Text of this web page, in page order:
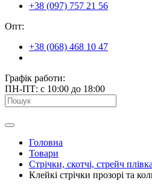
+38 (097) 757 21 56
Опт:
+38 (068) 468 10 47
Графік работи:
ПН-ПТ: с 10:00 до 18:00
Головна
Товари
Стрічки, скотчі, стрейч
Клейкі стрічки прозорі та